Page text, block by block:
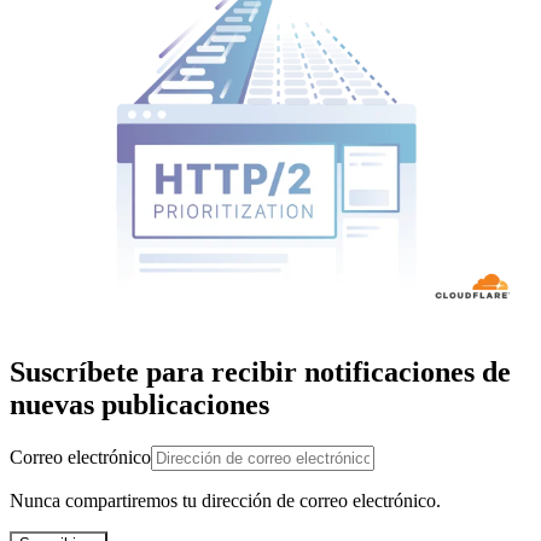
Suscríbete para recibir notificaciones de
nuevas publicaciones
Correo electrónico
Nunca compartiremos tu dirección de correo electrónico.